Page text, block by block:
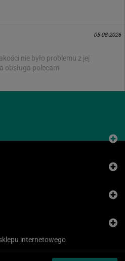
05-08-2026
nie było problemu z jej
obsługa polecam